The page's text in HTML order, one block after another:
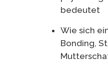
bedeutet
Wie sich
Bonding,